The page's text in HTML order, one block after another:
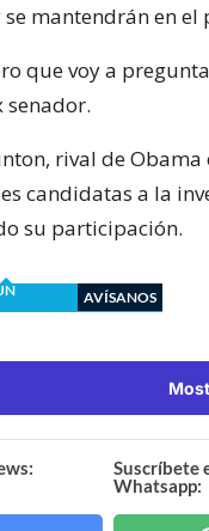
se mantendrán en
que voy a
senador.
rival de
candidatas a la
su participación.
AVÍSANOS
Suscríbete
Whatsapp: